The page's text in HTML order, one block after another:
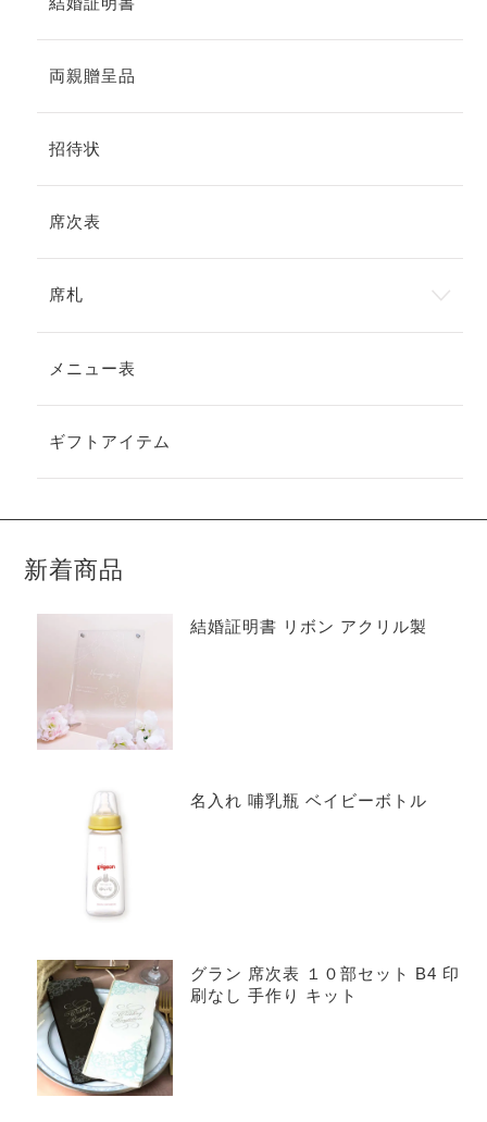
両親贈呈品
招待状
席次表
席札
メニュー表
ギフトアイテム
新着商品
結婚証明書 リボン アクリル製
名入れ 哺乳瓶 ベイビーボトル
グラン 席次表 １０部セット B4 印
刷なし 手作り キット